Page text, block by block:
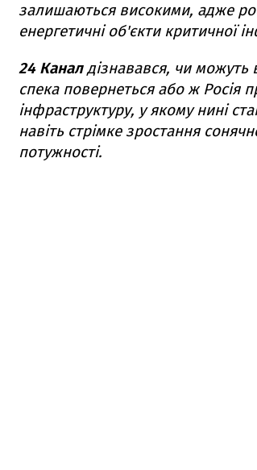
залишаються високими, адже
енергетичні об'єкти критичної
24 Каналдізнавався, чи можуть
спека повернеться або ж Росія
інфраструктуру, у якому нині
навіть стрімке зростання
потужності.